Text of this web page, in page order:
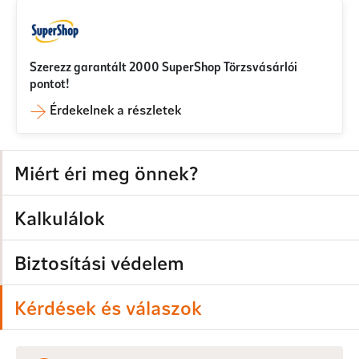
Szerezz garantált 2000 SuperShop Törzsvásárlói
pontot!
Érdekelnek a részletek
Miért éri meg önnek?
Kalkulálok
Biztosítási védelem
Kérdések és válaszok